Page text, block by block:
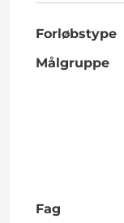
Forløbstype
Målgruppe
Fag